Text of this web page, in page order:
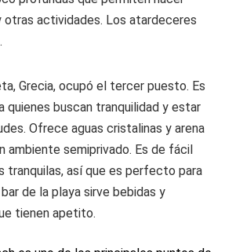
otras actividades. Los atardeceres
Grecia, ocupó el tercer puesto. Es
buscan tranquilidad y estar
Ofrece aguas cristalinas y arena
ambiente semiprivado. Es de fácil
tranquilas, así que es perfecto para
de la playa sirve bebidas y
tienen apetito.